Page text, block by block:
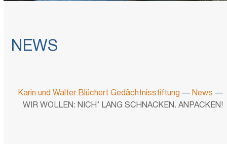
NEWS
Karin und Walter Blüchert Gedächtnisstiftung — News —
WIR WOLLEN: NICH‘ LANG SCHNACKEN. ANPACKEN!